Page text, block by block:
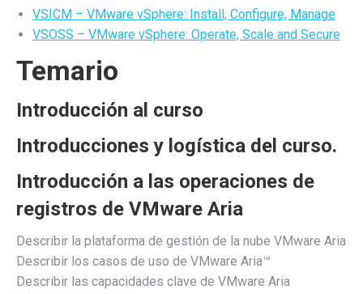
VSICM – VMware vSphere: Install, Configure, Manage
VSOSS – VMware vSphere: Operate, Scale and Secure
Temario
Introducción al curso
Introducciones y logística del curso.
Introducción a las operaciones de
registros de VMware Aria
Describir la plataforma de gestión de la nube VMware Aria
Describir los casos de uso de VMware Aria™
Describir las capacidades clave de VMware Aria